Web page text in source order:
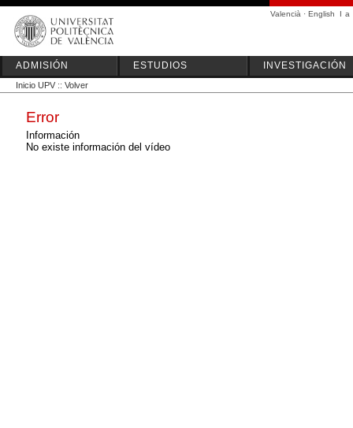
Valencià · English I a
ADMISIÓN ESTUDIOS INVESTIGACIÓN
Inicio UPV :: Volver
Error
Información
No existe información del vídeo